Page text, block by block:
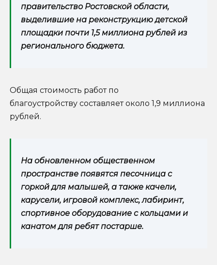
правительство Ростовской области,
выделившие на реконструкцию детской
площадки почти 1,5 миллиона рублей из
регионального бюджета.
Общая стоимость работ по
благоустройству составляет около 1,9 миллиона
рублей.
На обновленном общественном
пространстве появятся песочница с
горкой для малышей, а также качели,
карусели, игровой комплекс, лабиринт,
спортивное оборудование с кольцами и
канатом для ребят постарше.